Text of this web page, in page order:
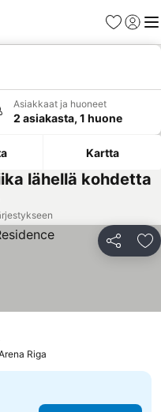
Suosikit
Asiakkaat ja huoneet
2 asiakasta, 1 huone
Kartta
lähellä kohdetta
Jaa
Riga